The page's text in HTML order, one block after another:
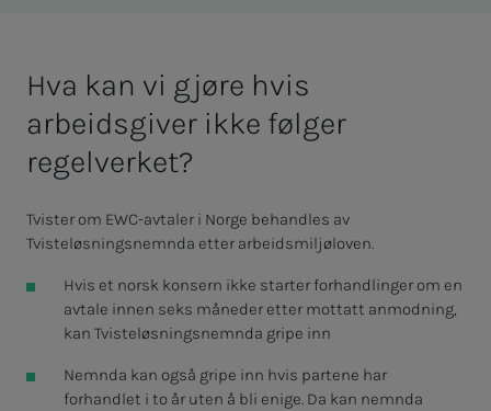
Hva kan vi gjøre hvis
arbeidsgiver ikke følger
regelverket?
Tvister om EWC-avtaler i Norge behandles av
Tvisteløsningsnemnda etter arbeidsmiljøloven.
Hvis et norsk konsern ikke starter forhandlinger om en
avtale innen seks måneder etter mottatt anmodning,
kan Tvisteløsningsnemnda gripe inn
Nemnda kan også gripe inn hvis partene har
forhandlet i to år uten å bli enige. Da kan nemnda